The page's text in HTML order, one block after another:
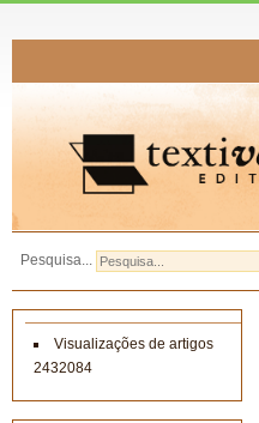
Pesquisa...
Visualizações de artigos
2432084